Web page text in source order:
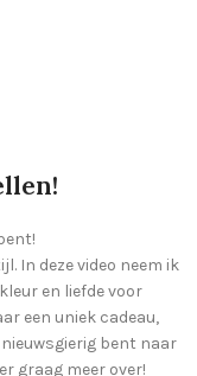
In deze video neem ik
en liefde voor
een uniek cadeau,
bent naar
graag meer over!